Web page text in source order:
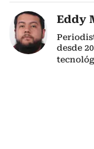
Eddy
desde